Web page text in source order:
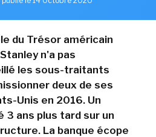
du Trésor américain
n'a pas
les sous-traitants
deux de ses
Unis en 2016. Un
ans plus tard sur un
La banque écope